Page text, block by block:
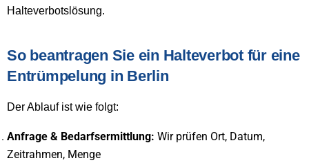
Halteverbotslösung.
So beantragen Sie ein Halteverbot für eine
Entrümpelung in Berlin
Der Ablauf ist wie folgt:
Anfrage & Bedarfsermittlung: Wir prüfen Ort, Datum,
Zeitrahmen, Menge